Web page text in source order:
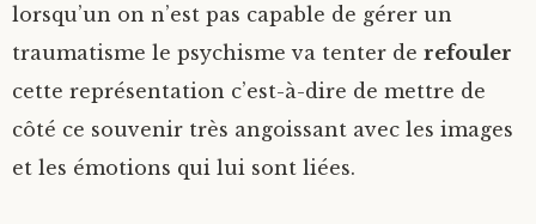
lorsqu’un on n’est pas capable de gérer un
traumatisme le psychisme va tenter de refouler
cette représentation c’est-à-dire de mettre de
côté ce souvenir très angoissant avec les images
et les émotions qui lui sont liées.